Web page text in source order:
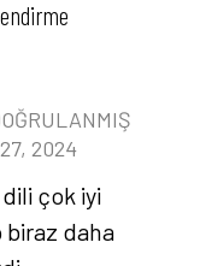
aldı
2024
çok iyi
daha